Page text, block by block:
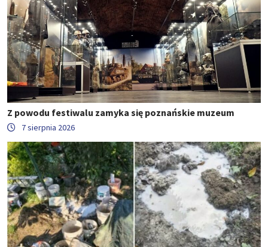
Z powodu festiwalu zamyka się poznańskie muzeum
7 sierpnia 2026